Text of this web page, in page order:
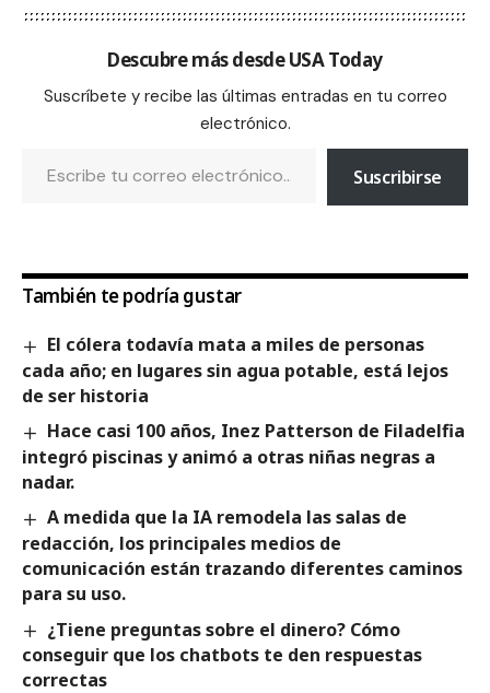
Descubre más desde USA Today
Suscríbete y recibe las últimas entradas en tu correo
electrónico.
Suscribirse
También te podría gustar
El cólera todavía mata a miles de personas
cada año; en lugares sin agua potable, está lejos
de ser historia
Hace casi 100 años, Inez Patterson de Filadelfia
integró piscinas y animó a otras niñas negras a
nadar.
A medida que la IA remodela las salas de
redacción, los principales medios de
comunicación están trazando diferentes caminos
para su uso.
¿Tiene preguntas sobre el dinero? Cómo
conseguir que los chatbots te den respuestas
correctas